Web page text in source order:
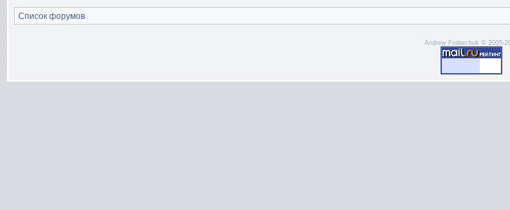
Список форумов
Andrew Fedorchuk © 2005-